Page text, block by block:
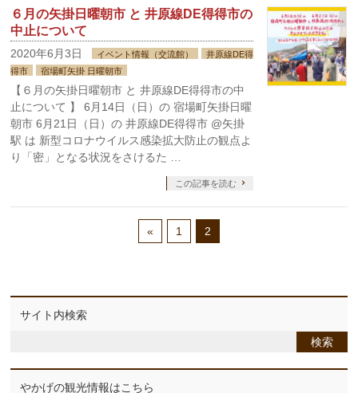
６月の矢掛日曜朝市 と 井原線DE得得市の
中止について
2020年6月3日 イベント情報（交流館）
井原線DE得
得市
宿場町矢掛 日曜朝市
【６月の矢掛日曜朝市 と 井原線DE得得市の中
止について 】 6月14日（日）の 宿場町矢掛日曜
朝市 6月21日（日）の 井原線DE得得市 @矢掛
駅 は 新型コロナウイルス感染拡大防止の観点よ
り「密」となる状況をさけるた …
この記事を読む
« 1 2
サイト内検索
やかげの観光情報はこちら